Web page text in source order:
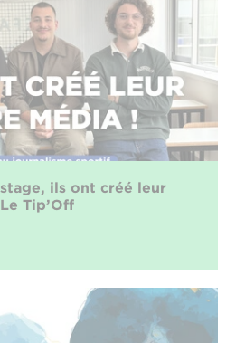
ils ont créé leur
Tip’Off